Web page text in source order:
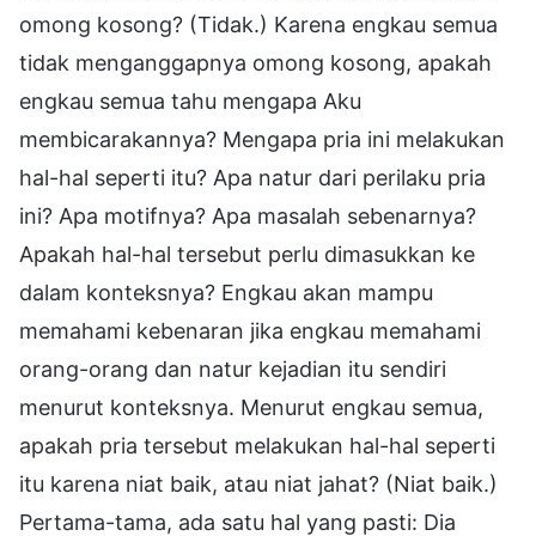
omong kosong? (Tidak.) Karena engkau semua
tidak menganggapnya omong kosong, apakah
engkau semua tahu mengapa Aku
membicarakannya? Mengapa pria ini melakukan
hal-hal seperti itu? Apa natur dari perilaku pria
ini? Apa motifnya? Apa masalah sebenarnya?
Apakah hal-hal tersebut perlu dimasukkan ke
dalam konteksnya? Engkau akan mampu
memahami kebenaran jika engkau memahami
orang-orang dan natur kejadian itu sendiri
menurut konteksnya. Menurut engkau semua,
apakah pria tersebut melakukan hal-hal seperti
itu karena niat baik, atau niat jahat? (Niat baik.)
Pertama-tama, ada satu hal yang pasti: Dia